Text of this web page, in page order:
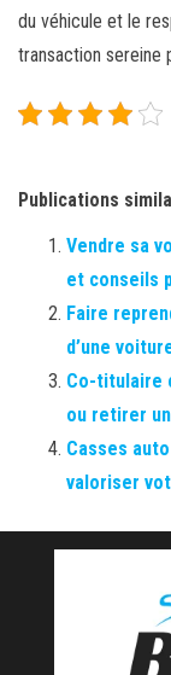
du véhicule et le
transaction sereine
Publications
Vendre sa
et conseils
Faire
d’une
Co-titulaire
ou retirer
Casses
valoriser